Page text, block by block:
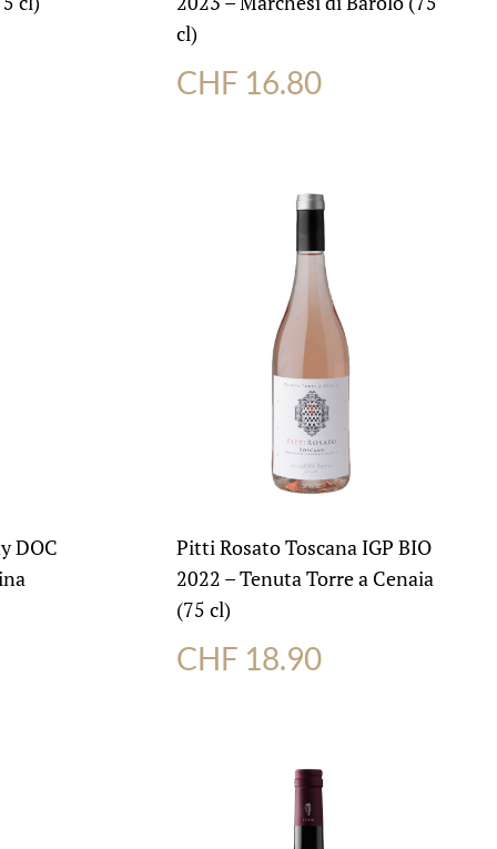
cl)
CHF 16.80
DOC
Pitti Rosato Toscana IGP BIO
2022 – Tenuta Torre a Cenaia
(75 cl)
CHF 18.90